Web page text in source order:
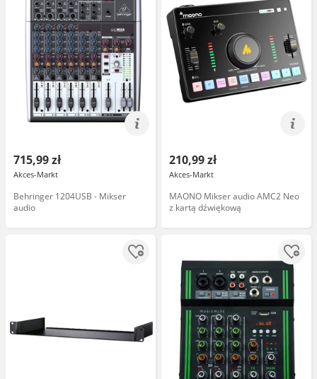
715,99 zł
Akces-Markt
Behringer 1204USB - Mikser
audio
210,99 zł
Akces-Markt
MAONO Mikser audio AMC2 Neo
z kartą dźwiękową